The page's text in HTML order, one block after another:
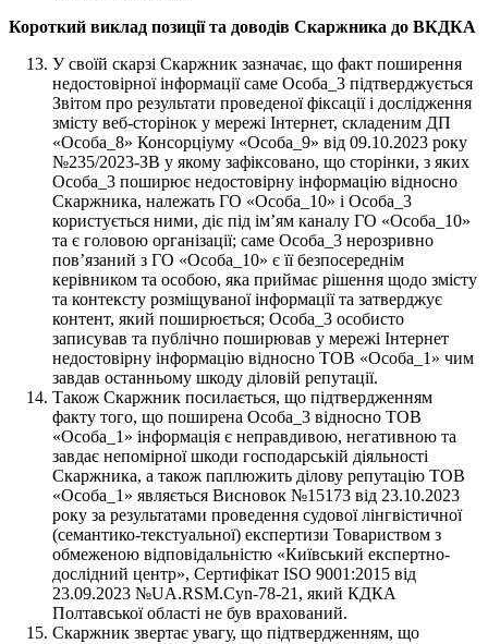
Короткий виклад позиції та доводів Скаржника до ВКДКА
У своїй скарзі Скаржник зазначає, що факт поширення
недостовірної інформації саме Особа_3 підтверджується
Звітом про результати проведеної фіксації і дослідження
змісту веб-сторінок у мережі Інтернет, складеним ДП
«Особа_8» Консорціуму «Особа_9» від 09.10.2023 року
№235/2023-ЗВ у якому зафіксовано, що сторінки, з яких
Особа_3 поширює недостовірну інформацію відносно
Скаржника, належать ГО «Особа_10» і Особа_3
користується ними, діє під ім’ям каналу ГО «Особа_10»
та є головою організації; саме Особа_3 нерозривно
пов’язаний з ГО «Особа_10» є її безпосереднім
керівником та особою, яка приймає рішення щодо змісту
та контексту розміщуваної інформації та затверджує
контент, який поширюється; Особа_3 особисто
записував та публічно поширював у мережі Інтернет
недостовірну інформацію відносно ТОВ «Особа_1» чим
завдав останньому шкоду діловій репутації.
Також Скаржник посилається, що підтвердженням
факту того, що поширена Особа_3 відносно ТОВ
«Особа_1» інформація є неправдивою, негативною та
завдає непомірної шкоди господарській діяльності
Скаржника, а також паплюжить ділову репутацію ТОВ
«Особа_1» являється Висновок №15173 від 23.10.2023
року за результатами проведення судової лінгвістичної
(семантико-текстуальної) експертизи Товариством з
обмеженою відповідальністю «Київський експертно-
дослідний центр», Сертифікат ISO 9001:2015 від
23.09.2023 №UA.RSM.Cyn-78-21, який КДКА
Полтавської області не був врахований.
Скаржник звертає увагу, що підтвердженням, що